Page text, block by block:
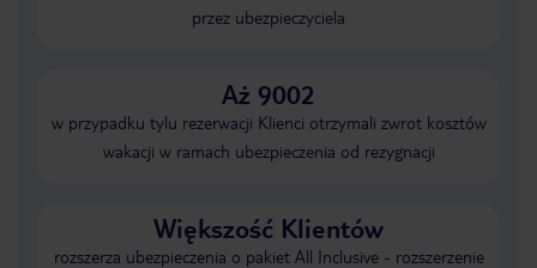
przez ubezpieczyciela
Aż 9002
w przypadku tylu rezerwacji Klienci otrzymali zwrot kosztów
wakacji w ramach ubezpieczenia od rezygnacji
Większość Klientów
rozszerza ubezpieczenia o pakiet All Inclusive - rozszerzenie